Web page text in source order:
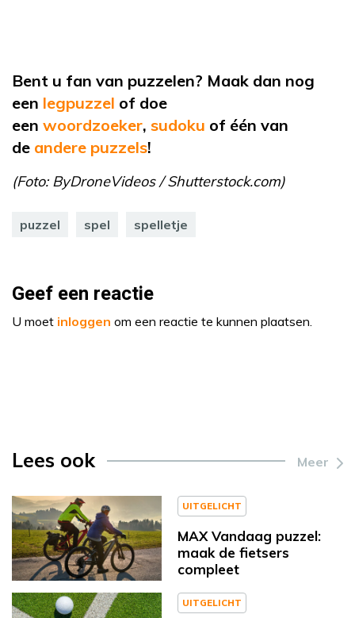
Bent u fan van puzzelen? Maak dan nog
een legpuzzel of doe
een woordzoeker, sudoku of één van
de andere puzzels!
(Foto: ByDroneVideos / Shutterstock.com)
puzzel spel spelletje
Geef een reactie
U moet inloggen om een reactie te kunnen plaatsen.
Lees ook Meer
UITGELICHT
MAX Vandaag puzzel:
maak de fietsers
compleet
UITGELICHT